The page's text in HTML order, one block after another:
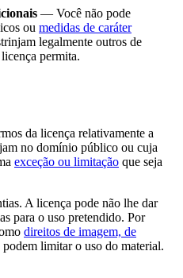
— Você não pode
ou medidas de caráter
legalmente outros de
permita.
da licença relativamente a
no domínio público ou cuja
exceção ou limitação que seja
A licença pode não lhe dar
para o uso pretendido. Por
direitos de imagem, de
podem limitar o uso do material.